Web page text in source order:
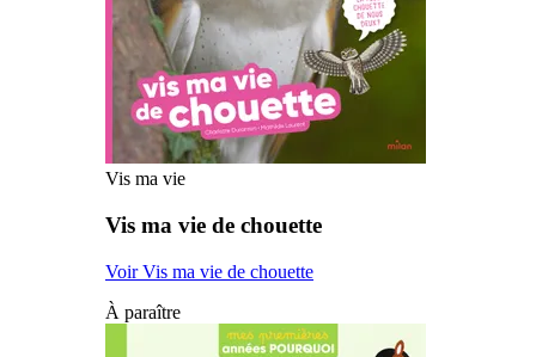
Vis ma vie
Vis ma vie de chouette
Voir Vis ma vie de chouette
À paraître